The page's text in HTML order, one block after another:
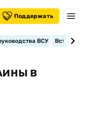
Поддержать
ВСУ
В